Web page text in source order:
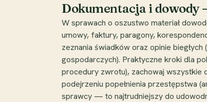
Dokumentacja i dowody
W sprawach o oszustwo materiał
umowy, faktury, paragony,
zeznania świadków oraz opinie
gospodarczych). Praktyczne kroki dla
procedury zwrotu), zachowaj wszystkie
podejrzeniu popełnienia przestępstwa
sprawcy — to najtrudniejszy do